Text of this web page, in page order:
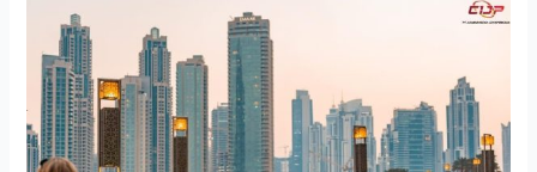
Tantangan
Utama
Terkait
Penerapan
People